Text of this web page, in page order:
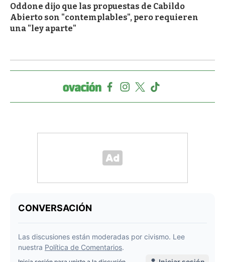
Oddone dijo que las propuestas de Cabildo
Abierto son "contemplables", pero requieren
una "ley aparte"